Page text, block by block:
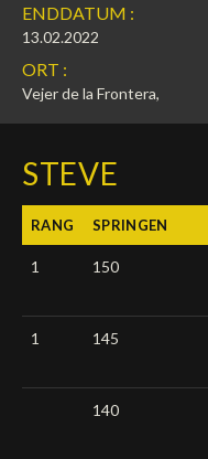
Nächste Turniere
Resultate
Videos
Presse
Zuchthengst
Sponsoren
Partner
Autogramm
Social Newsroom
SHOP
Français
Deutsch
ENDDATUM :
13.02.2022
ORT :
Vejer de la Frontera,
STEVE
RANG SPRINGEN
1 150
1 145
140